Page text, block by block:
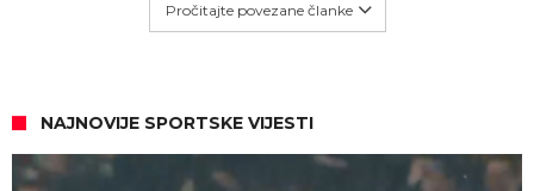
Pročitajte povezane članke
NAJNOVIJE SPORTSKE VIJESTI